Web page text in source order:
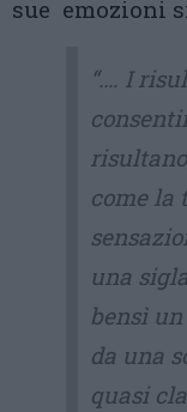
sue emozioni
“…. I
come la
una
bensì
da una
quasi